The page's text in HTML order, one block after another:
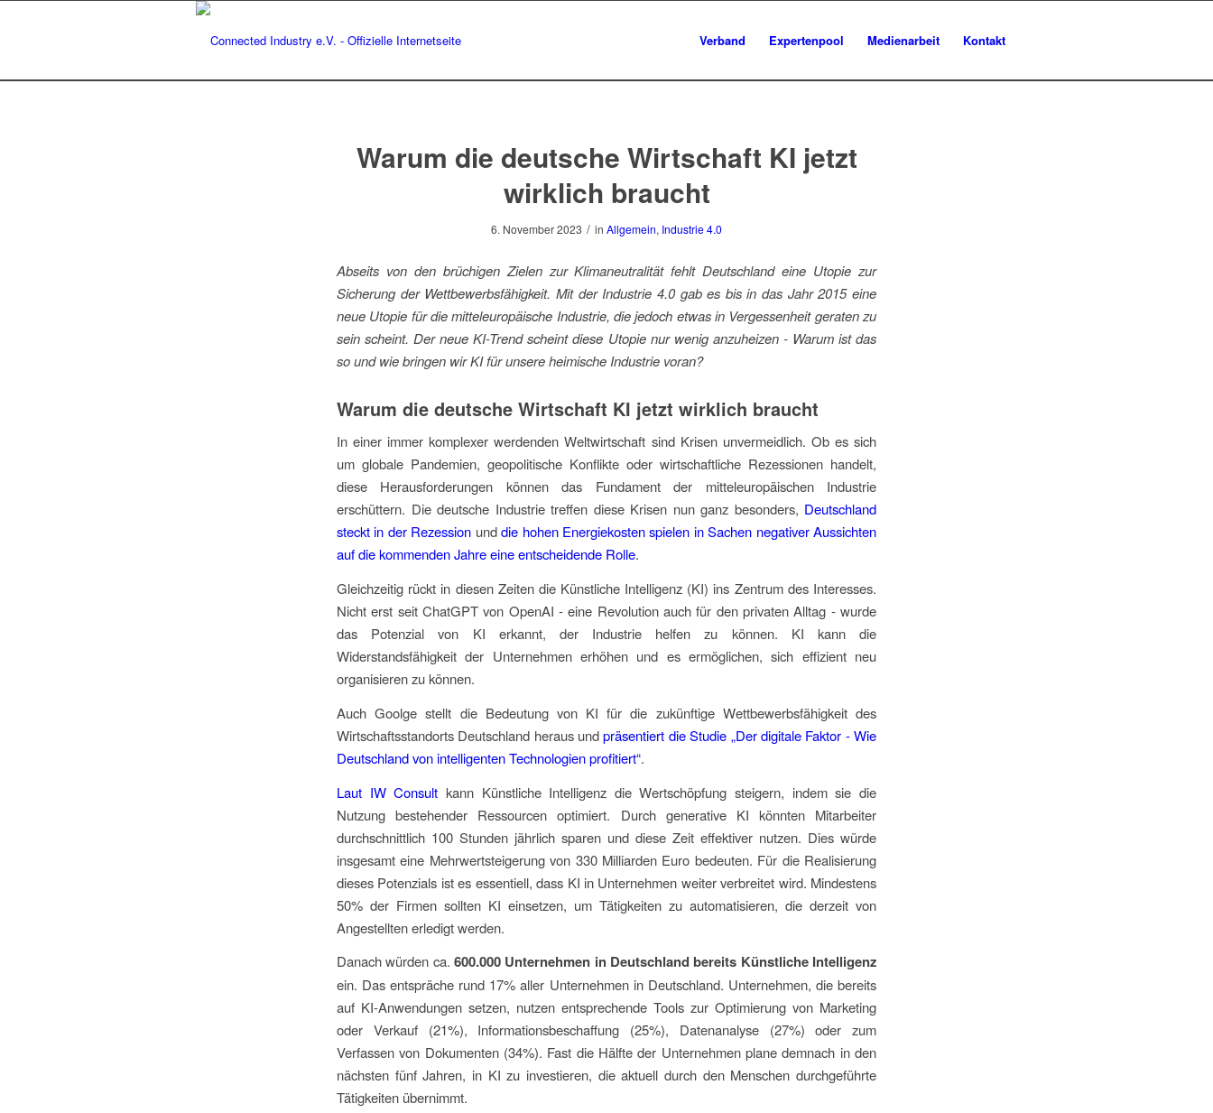
Verband Expertenpool Medienarbeit Kontakt
Warum die deutsche Wirtschaft KI jetzt
wirklich braucht
6. November 2023 / in Allgemein, Industrie 4.0
Abseits von den brüchigen Zielen zur Klimaneutralität fehlt Deutschland eine Utopie zur
Sicherung der Wettbewerbsfähigkeit. Mit der Industrie 4.0 gab es bis in das Jahr 2015 eine
neue Utopie für die mitteleuropäische Industrie, die jedoch etwas in Vergessenheit geraten zu
sein scheint. Der neue KI-Trend scheint diese Utopie nur wenig anzuheizen - Warum ist das
so und wie bringen wir KI für unsere heimische Industrie voran?
Warum die deutsche Wirtschaft KI jetzt wirklich braucht
In einer immer komplexer werdenden Weltwirtschaft sind Krisen unvermeidlich. Ob es sich
um globale Pandemien, geopolitische Konflikte oder wirtschaftliche Rezessionen handelt,
diese Herausforderungen können das Fundament der mitteleuropäischen Industrie
erschüttern. Die deutsche Industrie treffen diese Krisen nun ganz besonders, Deutschland
steckt in der Rezession unddie hohen Energiekosten spielen in Sachen negativer Aussichten
auf die kommenden Jahre eine entscheidende Rolle.
Gleichzeitig rückt in diesen Zeiten die Künstliche Intelligenz (KI) ins Zentrum des Interesses.
Nicht erst seit ChatGPT von OpenAI - eine Revolution auch für den privaten Alltag - wurde
das Potenzial von KI erkannt, der Industrie helfen zu können. KI kann die
Widerstandsfähigkeit der Unternehmen erhöhen und es ermöglichen, sich effizient neu
organisieren zu können.
Auch Goolge stellt die Bedeutung von KI für die zukünftige Wettbewerbsfähigkeit des
Wirtschaftsstandorts Deutschland heraus undpräsentiert die Studie „Der digitale Faktor - Wie
Deutschland von intelligenten Technologien profitiert“.
Laut IW Consult kann Künstliche Intelligenz die Wertschöpfung steigern, indem sie die
Nutzung bestehender Ressourcen optimiert. Durch generative KI könnten Mitarbeiter
durchschnittlich 100 Stunden jährlich sparen und diese Zeit effektiver nutzen. Dies würde
insgesamt eine Mehrwertsteigerung von 330 Milliarden Euro bedeuten. Für die Realisierung
dieses Potenzials ist es essentiell, dass KI in Unternehmen weiter verbreitet wird. Mindestens
50% der Firmen sollten KI einsetzen, um Tätigkeiten zu automatisieren, die derzeit von
Angestellten erledigt werden.
Danach würden ca. 600.000 Unternehmen in Deutschland bereits Künstliche Intelligenz
ein. Das entspräche rund 17% aller Unternehmen in Deutschland. Unternehmen, die bereits
auf KI-Anwendungen setzen, nutzen entsprechende Tools zur Optimierung von Marketing
oder Verkauf (21%), Informationsbeschaffung (25%), Datenanalyse (27%) oder zum
Verfassen von Dokumenten (34%). Fast die Hälfte der Unternehmen plane demnach in den
nächsten fünf Jahren, in KI zu investieren, die aktuell durch den Menschen durchgeführte
Tätigkeiten übernimmt.